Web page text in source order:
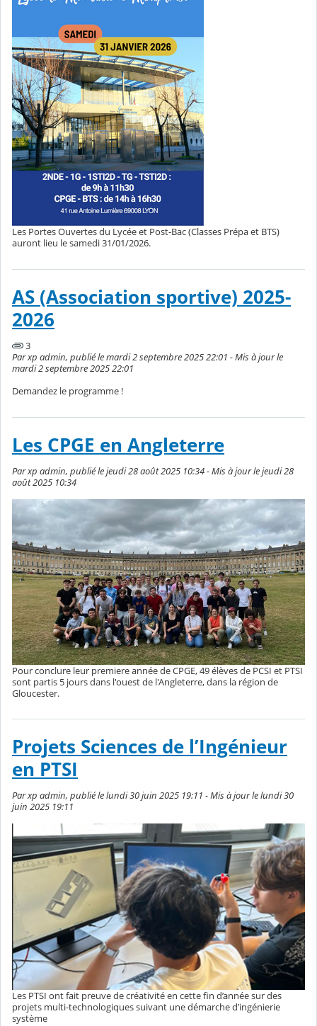
Les Portes Ouvertes du Lycée et Post-Bac (Classes Prépa et BTS)
auront lieu le samedi 31/01/2026.
AS (Association sportive) 2025-
2026
3
Par xp admin, publié le mardi 2 septembre 2025 22:01 - Mis à jour le
mardi 2 septembre 2025 22:01
Demandez le programme !
Les CPGE en Angleterre
Par xp admin, publié le jeudi 28 août 2025 10:34 - Mis à jour le jeudi 28
août 2025 10:34
Pour conclure leur premiere année de CPGE, 49 élèves de PCSI et PTSI
sont partis 5 jours dans l'ouest de l'Angleterre, dans la région de
Gloucester.
Projets Sciences de l’Ingénieur
en PTSI
Par xp admin, publié le lundi 30 juin 2025 19:11 - Mis à jour le lundi 30
juin 2025 19:11
Les PTSI ont fait preuve de créativité en cette fin d’année sur des
projets multi-technologiques suivant une démarche d’ingénierie
système